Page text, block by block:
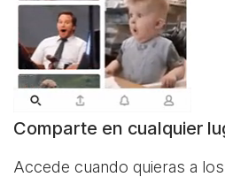
Comparte en cualquier
Accede cuando quieras a